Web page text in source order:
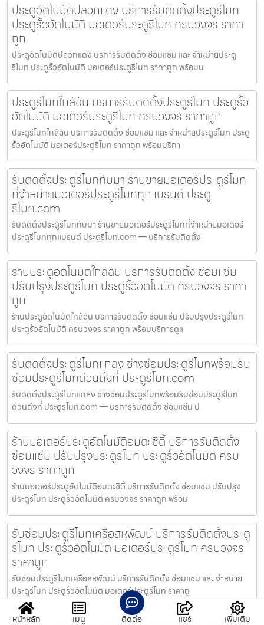
ประตูอัตโนมัติปลวกแดง บริการรับติดตั้งประตูรีโมท
ประตูรั้วอัตโนมัติ มอเตอร์ประตูรีโมท ครบวงจร ราคา
ถูก
ประตูอัตโนมัติปลวกแดง บริการรับติดตั้ง ซ่อมแซม และ จำหน่ายประตู
รีโมท ประตูรั้วอัตโนมัติ มอเตอร์ประตูรีโมท ราคาถูก พร้อมบ
ประตูรีโมทใกล้ฉัน บริการรับติดตั้งประตูรีโมท ประตูรั้ว
อัตโนมัติ มอเตอร์ประตูรีโมท ครบวงจร ราคาถูก
ประตูรีโมทใกล้ฉัน บริการรับติดตั้ง ซ่อมแซม และ จำหน่ายประตูรีโมท ประตู
รั้วอัตโนมัติ มอเตอร์ประตูรีโมท ราคาถูก พร้อมบริกา
รับติดตั้งประตูรีโมททับมา ร้านขายมอเตอร์ประตูรีโมท
ที่จำหน่ายมอเตอร์ประตูรีโมททุกแบรนด์ ประตู
รีโมท.com
รับติดตั้งประตูรีโมททับมา ร้านขายมอเตอร์ประตูรีโมทที่จำหน่ายมอเตอร์
ประตูรีโมททุกแบรนด์ ประตูรีโมท.com — บริการรับติดตั้ง
ร้านประตูอัตโนมัติใกล้ฉัน บริการรับติดตั้ง ซ่อมแซ่ม
ปรับปรุงประตูรีโมท ประตูรั้วอัตโนมัติ ครบวงจร ราคา
ถูก
ร้านประตูอัตโนมัติใกล้ฉัน บริการรับติดตั้ง ซ่อมแซ่ม ปรับปรุงประตูรีโมท
ประตูรั้วอัตโนมัติ ครบวงจร ราคาถูก พร้อมบริการดูแ
รับติดตั้งประตูรีโมทแกลง ช่างซ่อมประตูรีโมทพร้อมรับ
ซ่อมประตูรีโมทด่วนถึงที่ ประตูรีโมท.com
รับติดตั้งประตูรีโมทแกลง ช่างซ่อมประตูรีโมทพร้อมรับซ่อมประตูรีโมท
ด่วนถึงที่ ประตูรีโมท.com — บริการรับติดตั้ง ซ่อมแซ่ม ป
ร้านมอเตอร์ประตูอัตโนมัติอมตะซิตี้ บริการรับติดตั้ง
ซ่อมแซ่ม ปรับปรุงประตูรีโมท ประตูรั้วอัตโนมัติ ครบ
วงจร ราคาถูก
ร้านมอเตอร์ประตูอัตโนมัติอมตะซิตี้ บริการรับติดตั้ง ซ่อมแซ่ม ปรับปรุง
ประตูรีโมท ประตูรั้วอัตโนมัติ ครบวงจร ราคาถูก พร้อม
รับซ่อมประตูรีโมทเครือสหพัฒน์ บริการรับติดตั้งประตู
รีโมท ประตูรั้วอัตโนมัติ มอเตอร์ประตูรีโมท ครบวงจร
ราคาถูก
รับซ่อมประตูรีโมทเครือสหพัฒน์ บริการรับติดตั้ง ซ่อมแซม และ จำหน่าย
ประตูรีโมท ประตูรั้วอัตโนมัติ มอเตอร์ประตูรีโมท ราคาถู
หน้าหลัก เมนู ติดต่อ แชร์ เพิ่มเติม